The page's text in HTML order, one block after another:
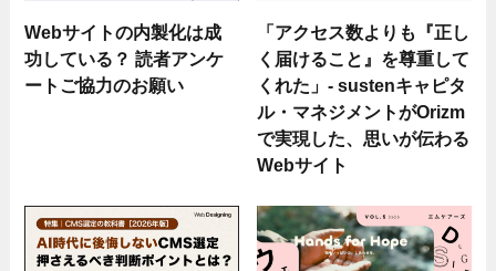
Webサイトの内製化は成
功している？ 読者アンケ
ートご協力のお願い
「アクセス数よりも『正し
く届けること』を尊重して
くれた」- sustenキャピタ
ル・マネジメントがOrizm
で実現した、思いが伝わる
Webサイト